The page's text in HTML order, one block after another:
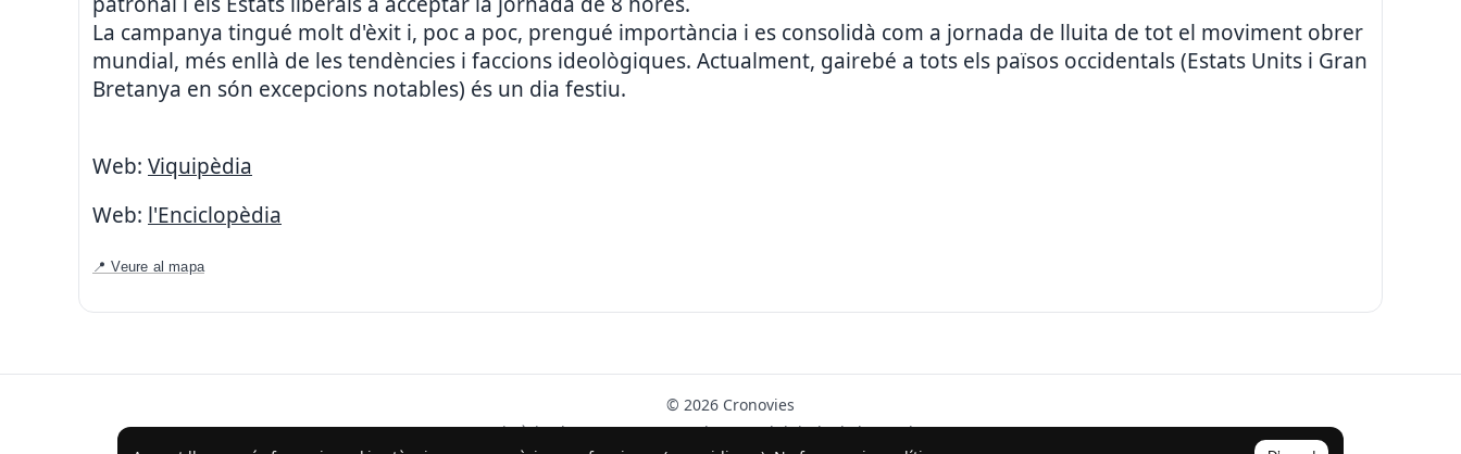
La campanya tingué molt d'èxit i, poc a poc, prengué importància i es consolidà com a jornada de lluita de tot el moviment obrer
mundial, més enllà de les tendències i faccions ideològiques. Actualment, gairebé a tots els països occidentals (Estats Units i Gran
Bretanya en són excepcions notables) és un dia festiu.
Web: Viquipèdia
Web: l'Enciclopèdia
📍 Veure al mapa
© 2026 Cronovies
Història als carrers · Desenvolupat amb l’ajuda de la IA (ChatGPT).